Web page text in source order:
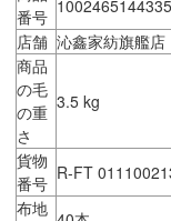
番号
店舗 沁鑫家紡旗艦店
商品
の毛
の重
さ
3.5 kg
貨物
番号 R-FT
布地